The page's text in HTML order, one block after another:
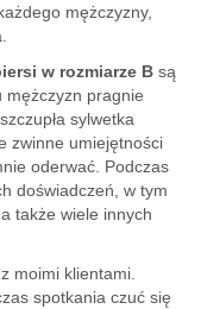
mężczyzny,
w rozmiarze B są
mężczyzn pragnie
sylwetka
zwinne umiejętności
oderwać. Podczas
doświadczeń, w tym
, a także wiele innych
moimi klientami.
spotkania czuć się